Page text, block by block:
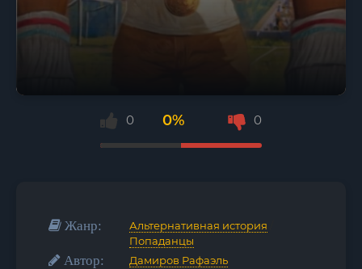
0 0% 0
Жанр: Альтернативная история
Попаданцы
Автор: Дамиров Рафаэль